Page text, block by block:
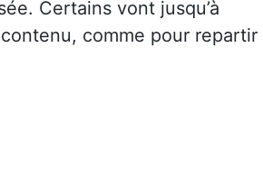
Certains vont jusqu’à
comme pour repartir